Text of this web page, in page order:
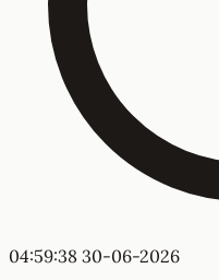
04:59:38 30-06-2026